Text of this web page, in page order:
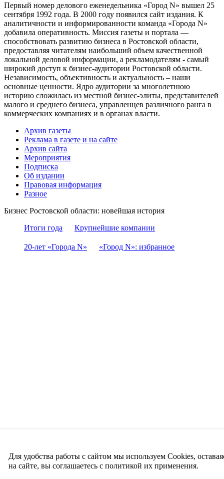
Первый номер делового еженедельника «Город N» вышел 25
сентября 1992 года. В 2000 году появился сайт издания. К
аналитичности и информированности команда «Города N»
добавила оперативность. Миссия газеты и портала —
способствовать развитию бизнеса в Ростовской области,
предоставляя читателям наибольший объем качественной
локальной деловой информации, а рекламодателям - самый
широкий доступ к бизнес-аудитории Ростовской области.
Независимость, объективность и актуальность – наши
основные ценности. Ядро аудитории за многолетнюю
историю сложилась из местной бизнес-элиты, представителей
малого и среднего бизнеса, управленцев различного ранга в
коммерческих компаниях и в органах власти.
Архив газеты
Реклама в газете и на сайте
Архив сайта
Мероприятия
Подписка
Об издании
Правовая информация
Разное
Бизнес Ростовской области: новейшая история
Итоги года
Крупнейшие компании
20-лет «Города N» «Город N»: избранное
Для удобства работы с сайтом мы используем Cookies,
на сайте, вы соглашаетесь с политикой их применения.